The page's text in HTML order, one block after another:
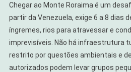
Chegar ao Monte Roraima é um
partir da Venezuela, exige 6 a 8 dias
íngremes, rios para atravessar e
imprevisíveis. Não há infraestrutura
restrito por questões ambientais e
autorizados podem levar grupos